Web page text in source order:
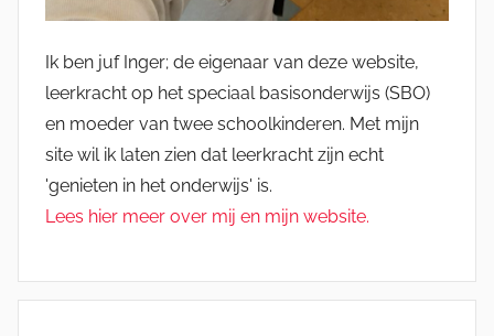
Ik ben juf Inger; de eigenaar van deze website,
leerkracht op het speciaal basisonderwijs (SBO)
en moeder van twee schoolkinderen. Met mijn
site wil ik laten zien dat leerkracht zijn echt
'genieten in het onderwijs' is.
Lees hier meer over mij en mijn website.